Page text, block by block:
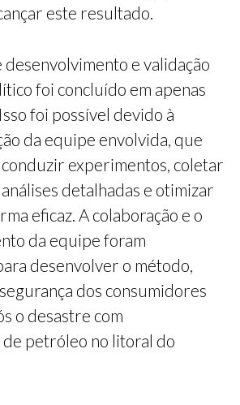
este resultado.
desenvolvimento e validação
foi concluído em apenas
foi possível devido à
da equipe envolvida, que
experimentos, coletar
detalhadas e otimizar
eficaz. A colaboração e o
da equipe foram
desenvolver o método,
dos consumidores
o desastre com
petróleo no litoral do